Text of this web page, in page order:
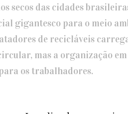
secos das cidades
gigantesco para o meio
de recicláveis
mas a organização em
os trabalhadores.